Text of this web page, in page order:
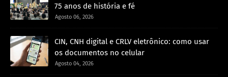
75 anos de história e fé
Agosto 06, 2026
CIN, CNH digital e CRLV eletrônico: como usar
os documentos no celular
Agosto 04, 2026